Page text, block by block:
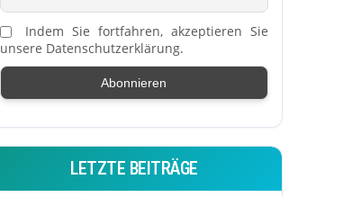
Indem Sie fortfahren, akzeptieren Sie
unsere Datenschutzerklärung.
LETZTE BEITRÄGE